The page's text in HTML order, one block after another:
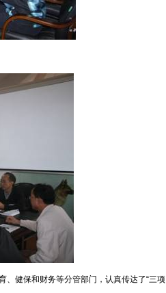
健保和财务等分管部门，认真传达了“三项